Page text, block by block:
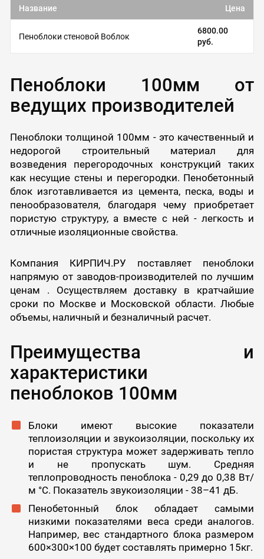
Название Цена
Пеноблоки стеновой Воблок
6800.00
руб.
Пеноблоки 100мм от
ведущих производителей
Пеноблоки толщиной 100мм - это качественный и
недорогой строительный материал для
возведения перегородочных конструкций таких
как несущие стены и перегородки. Пенобетонный
блок изготавливается из цемента, песка, воды и
пенообразователя, благодаря чему приобретает
пористую структуру, а вместе с ней - легкость и
отличные изоляционные свойства.
Компания КИРПИЧ.РУ поставляет пеноблоки
напрямую от заводов-производителей по лучшим
ценам . Осуществляем доставку в кратчайшие
сроки по Москве и Московской области. Любые
объемы, наличный и безналичный расчет.
Преимущества и
характеристики
пеноблоков 100мм
Блоки имеют высокие показатели
теплоизоляции и звукоизоляции, поскольку их
пористая структура может задерживать тепло
и не пропускать шум. Средняя
теплопроводность пеноблока - 0,29 до 0,38 Вт/
м °C. Показатель звукоизоляции - 38–41 дБ.
Пенобетонный блок обладает самыми
низкими показателями веса среди аналогов.
Например, вес стандартного блока размером
600×300×100 будет составлять примерно 15кг.